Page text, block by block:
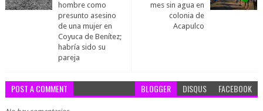
mes sin agua en
colonia de
Acapulco
hombre como
presunto asesino
de una mujer en
Coyuca de Benítez;
habría sido su
pareja
POST A COMMENT BLOGGER DISQUS FACEBOOK